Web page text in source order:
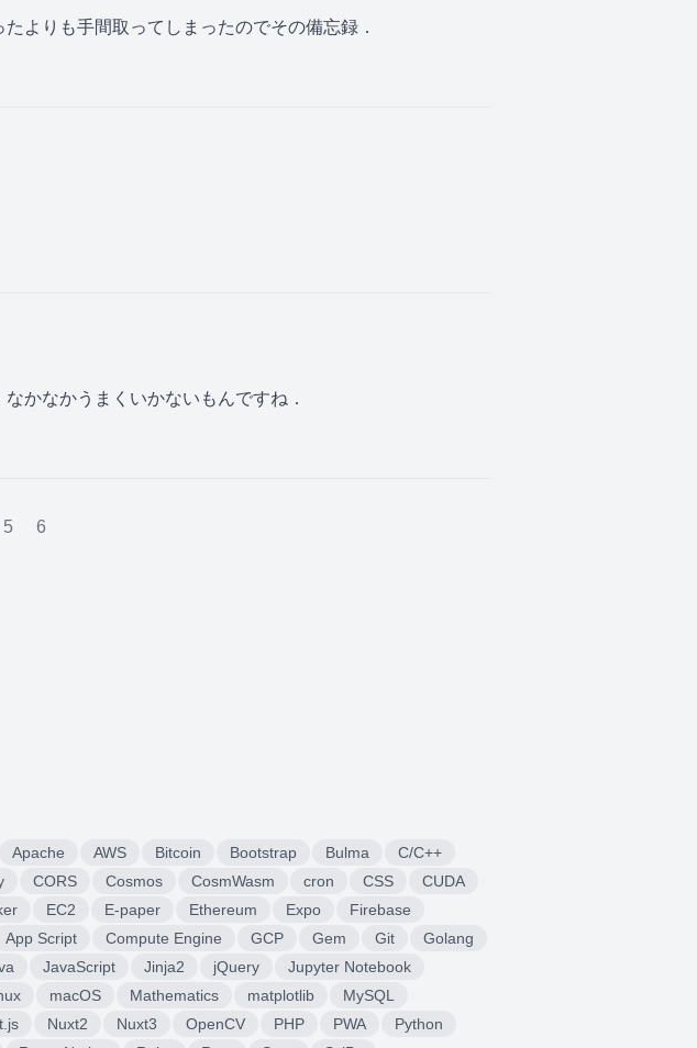
よりも手間取ってしまったのでその備忘録．
かなかうまくいかないもんですね．
5 6
Apache AWS Bitcoin Bootstrap Bulma
C/C++
CORS Cosmos CosmWasm cron CSS
CUDA
EC2 E-paper Ethereum Expo
Firebase
App Script Compute Engine GCP Gem Git
Golang
JavaScript Jinja2 jQuery
Jupyter Notebook
macOS Mathematics matplotlib
MySQL
Nuxt2 Nuxt3 OpenCV PHP PWA
Python